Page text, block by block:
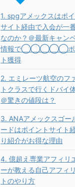
1. spgアメックスはポ
サイト経由で入会が一
なのか？＠最新キャン
情報で◯◯◯◯◯ポ
ト獲得
2. エミレーツ航空のフ
トクラスで行くドバイ
＠驚きの値段は？
3. ANAアメックスゴー
ードはポイントサイト
り紹介がお得な理由
4. 億超え専業アフィリ
ーが教える自己アフィ
トのやり方